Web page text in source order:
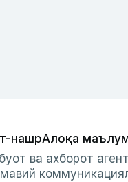
нашрАлоқа
ва ахборот